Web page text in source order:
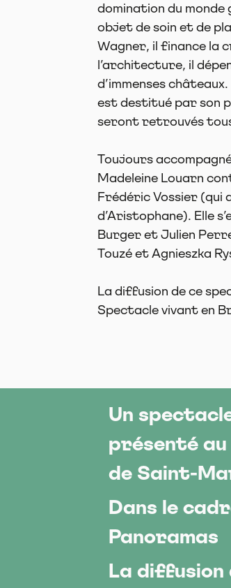
domination du monde
objet de soin et de
Wagner, il finance la
l’architecture, il
d’immenses
est destitué par son
seront retrouvés tous
Toujours
Madeleine Louarn
Frédéric Vossier (qui
d’Aristophane). Elle
Burger et Julien
Touzé et Agnieszka
La diffusion de ce
Spectacle vivant en
Un
présenté au
de Saint-
Dans le
Panoramas
La diffusion